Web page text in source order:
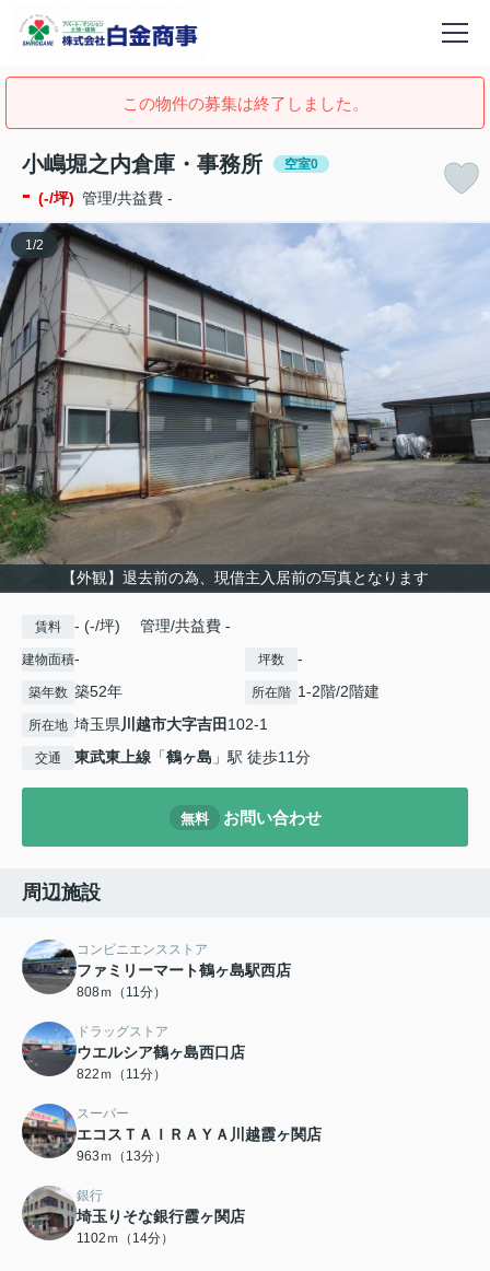
この物件の募集は終了しました。
小嶋堀之内倉庫・事務所 空室0
- (-/坪) 管理/共益費 -
【外観】退去前の為、現借主入居前の写真となります
1 /2
賃料 - (-/坪) 管理/共益費 -
建物面積- 坪数 -
築年数 築52年 所在階 1-2階/2階建
所在地 埼玉県川越市大字吉田 102-1
交通 東武東上線 「鶴ヶ島 」駅 徒歩11分
無料 お問い合わせ
周辺施設
コンビニエンスストア
ファミリーマート鶴ヶ島駅西店
808ｍ（11分）
ドラッグストア
ウエルシア鶴ヶ島西口店
822ｍ（11分）
スーパー
エコスＴＡＩＲＡＹＡ川越霞ヶ関店
963ｍ（13分）
銀行
埼玉りそな銀行霞ヶ関店
1102ｍ（14分）